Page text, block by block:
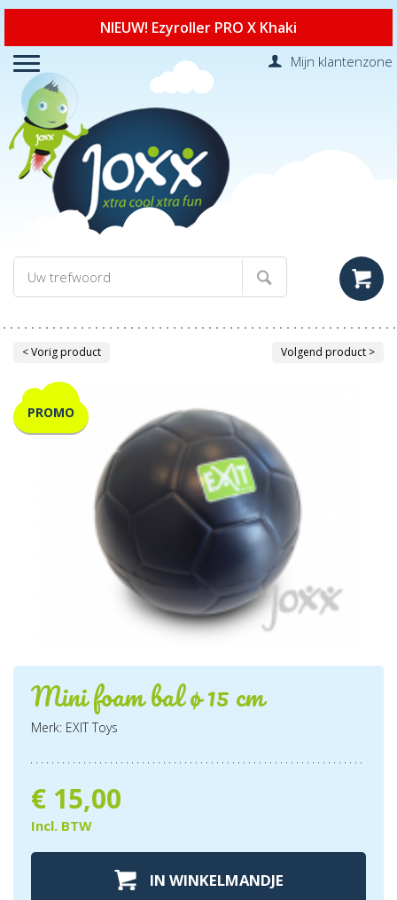
NIEUW! Ezyroller PRO X Khaki
Mijn klantenzone
< Vorig product Volgend product >
PROMO
Mini foam bal ø 15 cm
Merk: EXIT Toys
€ 15,00
Incl. BTW
IN WINKELMANDJE